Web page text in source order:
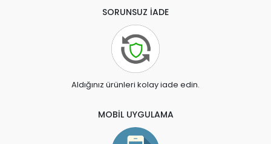
SORUNSUZ İADE
Aldığınız ürünleri kolay iade edin.
MOBİL UYGULAMA